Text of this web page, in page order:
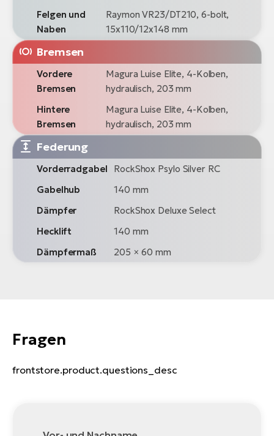
Felgen und
Naben
Raymon VR23/DT210, 6-bolt,
15x110/12x148 mm
Bremsen
Vordere
Bremsen
Magura Luise Elite, 4-Kolben,
hydraulisch, 203 mm
Hintere
Bremsen
Magura Luise Elite, 4-Kolben,
hydraulisch, 203 mm
Federung
Vorderradgabel
RockShox Psylo Silver RC
Gabelhub
140 mm
Dämpfer
RockShox Deluxe Select
Hecklift
140 mm
Dämpfermaß
205 × 60 mm
Fragen
frontstore.product.questions_desc